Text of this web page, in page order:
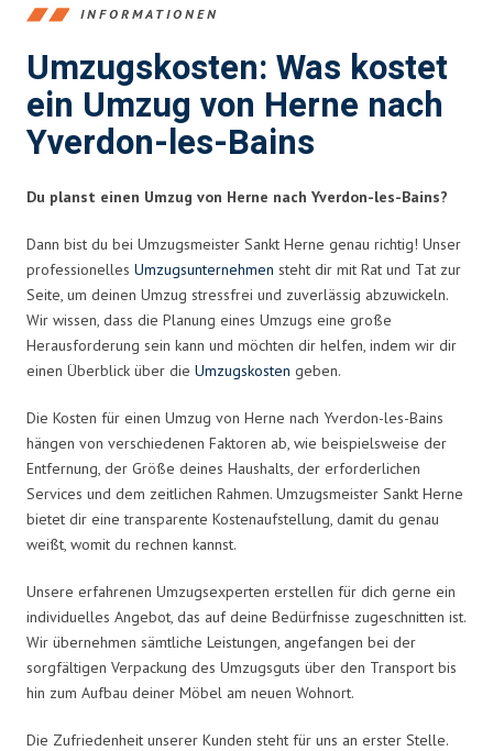
INFORMATIONEN
Umzugskosten: Was kostet
ein Umzug von Herne nach
Yverdon-les-Bains
Du planst einen Umzug von Herne nach Yverdon-les-Bains?
Dann bist du bei Umzugsmeister Sankt Herne genau richtig! Unser
professionelles Umzugsunternehmen steht dir mit Rat und Tat zur
Seite, um deinen Umzug stressfrei und zuverlässig abzuwickeln.
Wir wissen, dass die Planung eines Umzugs eine große
Herausforderung sein kann und möchten dir helfen, indem wir dir
einen Überblick über die Umzugskosten geben.
Die Kosten für einen Umzug von Herne nach Yverdon-les-Bains
hängen von verschiedenen Faktoren ab, wie beispielsweise der
Entfernung, der Größe deines Haushalts, der erforderlichen
Services und dem zeitlichen Rahmen. Umzugsmeister Sankt Herne
bietet dir eine transparente Kostenaufstellung, damit du genau
weißt, womit du rechnen kannst.
Unsere erfahrenen Umzugsexperten erstellen für dich gerne ein
individuelles Angebot, das auf deine Bedürfnisse zugeschnitten ist.
Wir übernehmen sämtliche Leistungen, angefangen bei der
sorgfältigen Verpackung des Umzugsguts über den Transport bis
hin zum Aufbau deiner Möbel am neuen Wohnort.
Die Zufriedenheit unserer Kunden steht für uns an erster Stelle.